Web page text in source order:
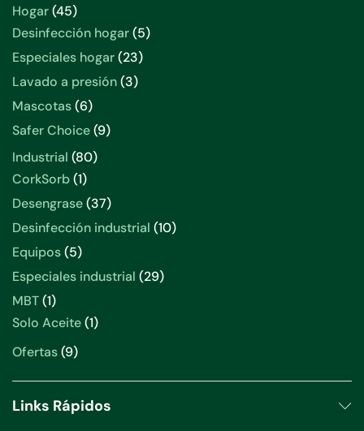
Hogar 4545
productos
Desinfección hogar 55
Especiales hogar 2323
productos
Lavado a presión 33
Mascotas 66
productos
Safer Choice 99
Industrial 8080
CorkSorb 11
producto
Desengrase 3737
productos
Desinfección industrial 1010
Equipos 55
productos
Especiales industrial 2929
MBT 11
producto
Solo Aceite 11
Ofertas 99
Links Rápidos